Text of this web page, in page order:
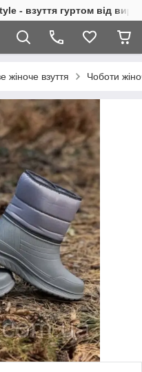
- взуття гуртом від
жіноче взуття Чоботи